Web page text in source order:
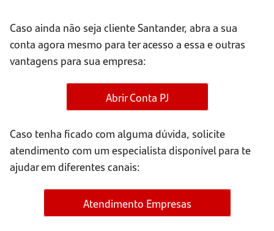
Caso ainda não seja cliente Santander, abra a sua
conta agora mesmo para ter acesso a essa e outras
vantagens para sua empresa:
Abrir Conta PJ
Caso tenha ficado com alguma dúvida, solicite
atendimento com um especialista disponível para te
ajudar em diferentes canais:
Atendimento Empresas